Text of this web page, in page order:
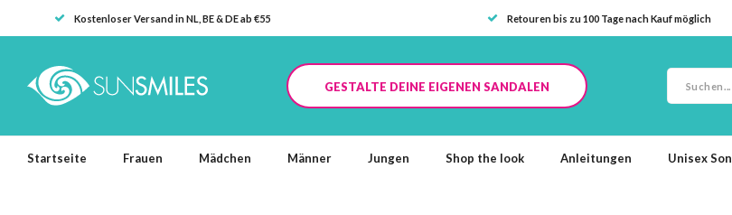
Kostenloser Versand in NL, BE & DE ab €55 Retouren bis zu 100 Tage nach Kauf möglich
GESTALTE DEINE EIGENEN SANDALEN
Startseite Frauen Mädchen Männer Jungen Shop the look Anleitungen Unisex